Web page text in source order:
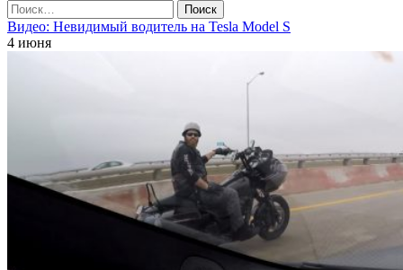
Видео: Невидимый водитель на Tesla Model S
4 июня